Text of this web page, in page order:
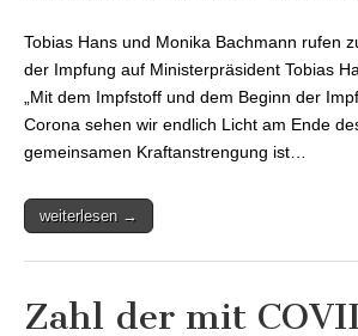
Tobias Hans und Monika Bachmann rufen
der Impfung auf Ministerpräsident Tobias
„Mit dem Impfstoff und dem Beginn der
Corona sehen wir endlich Licht am Ende
gemeinsamen Kraftanstrengung ist…
weiterlesen →
Zahl der mit